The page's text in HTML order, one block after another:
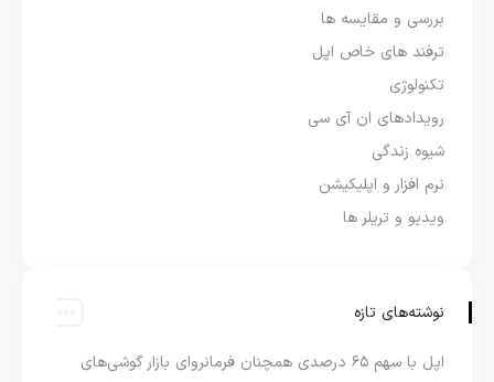
بررسی و مقایسه ها
ترفند های خاص اپل
تکنولوژی
رویدادهای ان آی سی
شیوه زندگی
نرم افزار و اپلیکیشن
ویدیو و تریلر ها
نوشته‌های تازه
اپل با سهم ۶۵ درصدی همچنان فرمانروای بازار گوشی‌های